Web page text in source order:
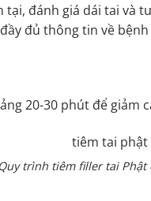
tại, đánh giá dái tai
đủ thông tin về
20-30 phút để
Quy trình tiêm filler tai Phật